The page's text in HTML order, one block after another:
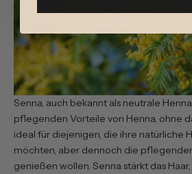
Senna, auch bekannt als neutrale
pflegenden Vorteile von Henna, ohne
ideal für diejenigen, die ihre natürliche
möchten, aber dennoch die
genießen wollen. Senna stärkt das